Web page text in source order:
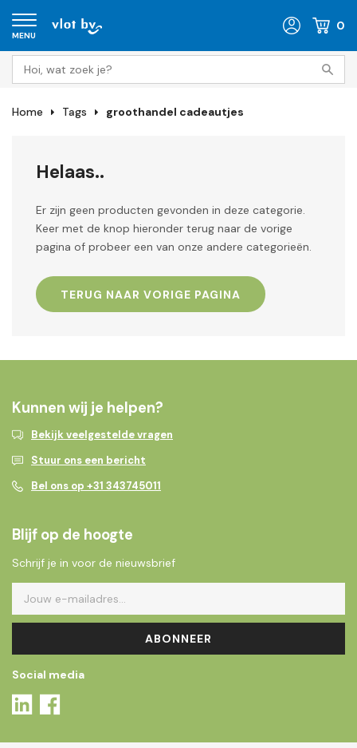
MENU
0
Home Tags groothandel cadeautjes
Helaas..
Er zijn geen producten gevonden in deze categorie.
Keer met de knop hieronder terug naar de vorige
pagina of probeer een van onze andere categorieën.
TERUG NAAR VORIGE PAGINA
Kunnen wij je helpen?
Bekijk veelgestelde vragen
Stuur ons een bericht
Bel ons op +31 343745011
Blijf op de hoogte
Schrijf je in voor de nieuwsbrief
ABONNEER
Social media